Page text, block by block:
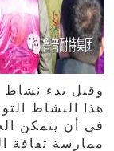
وقبل بدء نشاط
هذا النشاط
في أن يتمكن
ممارسة ثقافة